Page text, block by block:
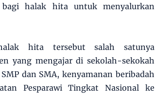
halak hita untuk menyalurkan
hita tersebut salah satunya
yang mengajar di sekolah-sekokah
dan SMA, kenyamanan beribadah
Pesparawi Tingkat Nasional ke